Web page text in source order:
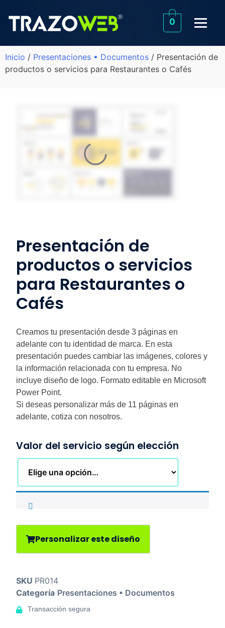
0
Inicio / Presentaciones • Documentos / Presentación de
productos o servicios para Restaurantes o Cafés
Presentación de
productos o servicios
para Restaurantes o
Cafés
Creamos tu presentación desde 3 páginas en
adelante con tu identidad de marca. En esta
presentación puedes cambiar las imágenes, colores y
la información relacionada con tu empresa. No
incluye diseño de logo. Formato editable en Microsoft
Power Point.
Si deseas personalizar más de 11 páginas en
adelante, cotiza con nosotros.
Valor del servicio según elección
Personalizar este diseño
SKU PR014
Categoría Presentaciones • Documentos
Transacción segura